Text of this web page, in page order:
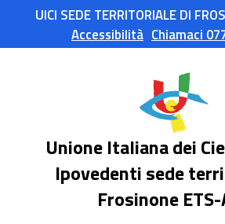
UICI SEDE TERRITORIALE DI
Accessibilità Chiamaci
Unione Italiana dei
Ipovedenti sede
Frosinone